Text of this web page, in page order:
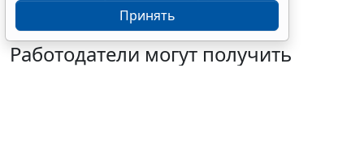
Работодатели могут получить
Принять